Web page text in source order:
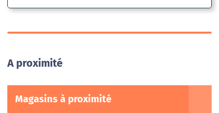
A proximité
Magasins à proximité